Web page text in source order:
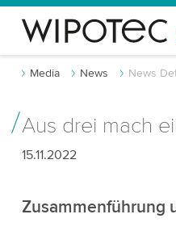
Media News News
Aus drei mach
15.11.2022
Zusammenführung